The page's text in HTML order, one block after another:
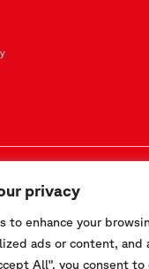
privacy
to enhance your
ads or content, and
All", you consent to
10732420152 – REA: 1413159 –